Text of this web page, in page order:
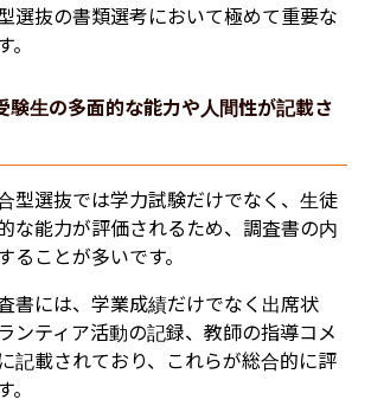
選抜の書類選考において極めて重要な
験生の多面的な能力や人間性が記載さ
型選抜では学力試験だけでなく、生徒
な能力が評価されるため、調査書の内
ることが多いです。
書には、学業成績だけでなく出席状
ンティア活動の記録、教師の指導コメ
記載されており、これらが総合的に評